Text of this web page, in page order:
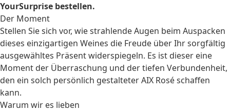
YourSurprise bestellen.
Der Moment
Stellen Sie sich vor, wie strahlende Augen beim Auspacken
dieses einzigartigen Weines die Freude über Ihr sorgfältig
ausgewähltes Präsent widerspiegeln. Es ist dieser eine
Moment der Überraschung und der tiefen Verbundenheit,
den ein solch persönlich gestalteter AIX Rosé schaffen
kann.
Warum wir es lieben